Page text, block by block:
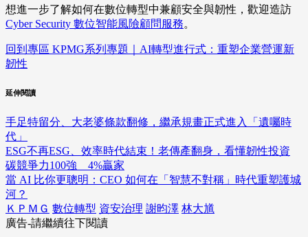
想進一步了解如何在數位轉型中兼顧安全與韌性，歡迎造訪
Cyber Security 數位智能風險顧問服務。
回到專區 KPMG系列專題｜AI轉型進行式：重塑企業營運新
韌性
延伸閱讀
手足特留分、大老婆條款翻修，繼承規畫正式進入「遺囑時
代」
ESG不再ESG、效率時代結束！老傳產翻身，看懂韌性投資
碳競爭力100強 4%贏家
當 AI 比你更聰明：CEO 如何在「智慧不對稱」時代重塑護城
河？
ＫＰＭＧ 數位轉型 資安治理 謝昀澤 林大馗
廣告-請繼續往下閱讀